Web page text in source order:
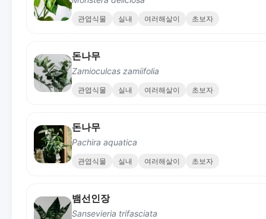
관엽식물 실내 여러해살이 초보자
돈나무
Zamioculcas zamiifolia
관엽식물 실내 여러해살이 초보자
돈나무
Pachira aquatica
관엽식물 실내 여러해살이 초보자
뱀선인장
Sansevieria trifasciata